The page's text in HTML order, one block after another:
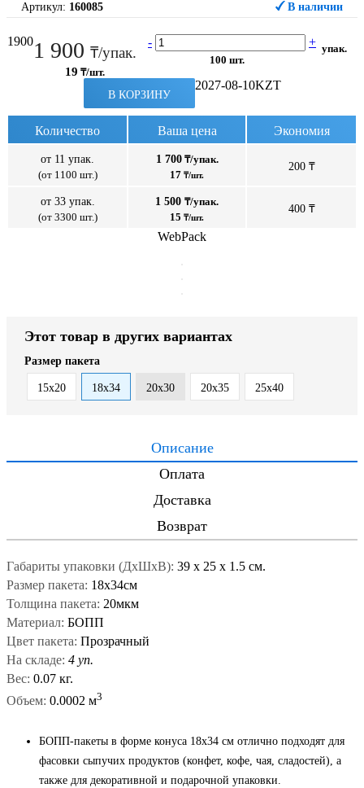
Артикул: 160085 В наличии
19001 900 ₸/упак.
19 ₸/шт.
- +
100 шт.
упак.
В КОРЗИНУ
2027-08-10KZT
Количество Ваша цена Экономия
от 11 упак.
(от 1100 шт.)
1 700₸/упак.
17 ₸/шт.
200 ₸
от 33 упак.
(от 3300 шт.)
1 500 ₸/упак.
15 ₸/шт.
400 ₸
WebPack
Этот товар в других вариантах
Размер пакета
15x20 18x34 20x30 20x35 25x40
Описание
Оплата
Доставка
Возврат
Габариты упаковки (ДxШxВ): 39 x 25 x 1.5 см.
Размер пакета: 18x34см
Толщина пакета: 20мкм
Материал: БОПП
Цвет пакета: Прозрачный
На складе: 4 уп.
Вес: 0.07 кг.
Объем: 0.0002 м3
БОПП-пакеты в форме конуса 18x34 см отлично подходят для
фасовки сыпучих продуктов (конфет, кофе, чая, сладостей), а
также для декоративной и подарочной упаковки.